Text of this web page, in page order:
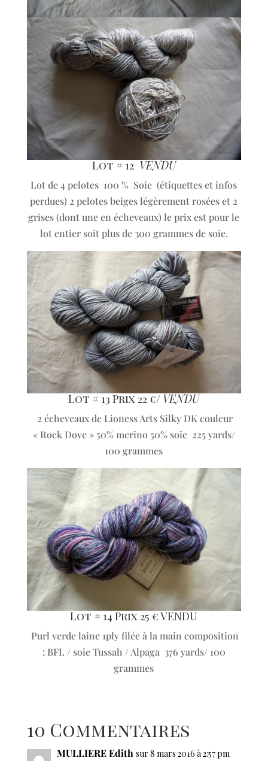
Lot # 12 VENDU
Lot de 4 pelotes 100 % Soie (étiquettes et infos
perdues) 2 pelotes beiges légèrement rosées et 2
grises (dont une en écheveaux) le prix est pour le
lot entier soit plus de 300 grammes de soie.
Lot # 13 Prix 22 €/ VENDU
2 écheveaux de Lioness Arts Silky DK couleur
« Rock Dove » 50% merino 50% soie 225 yards/
100 grammes
Lot # 14 Prix 25 € VENDU
Purl verde laine 1ply filée à la main composition
: BFL / soie Tussah / Alpaga 376 yards/ 100
grammes
10 Commentaires
MULLIERE Edith sur 8 mars 2016 à 2:57 pm